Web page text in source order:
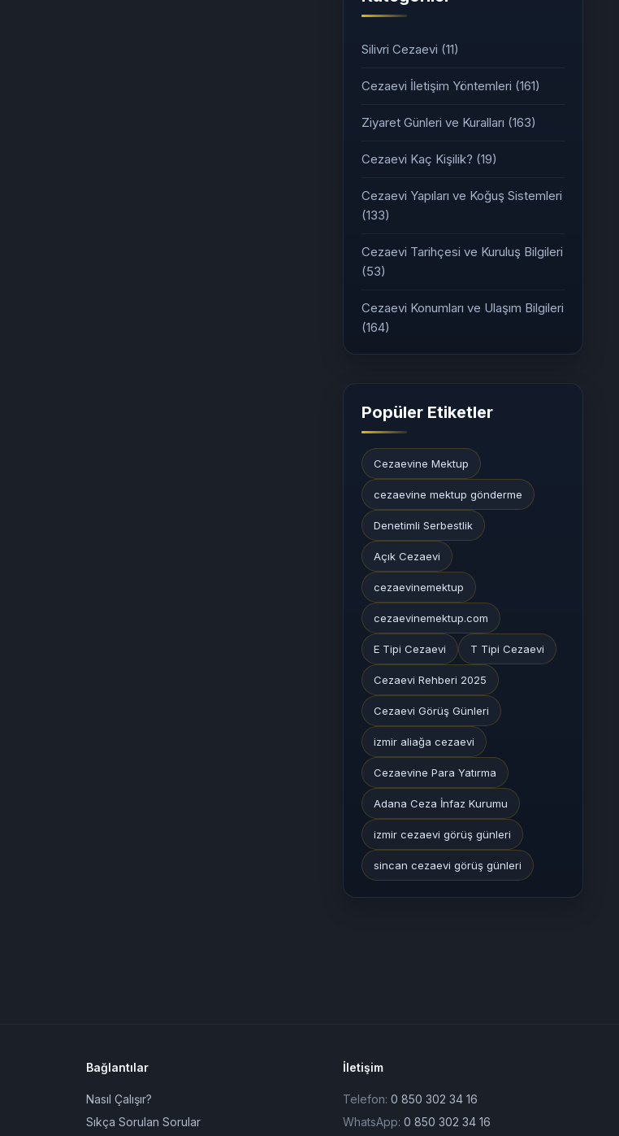
Silivri Cezaevi (11)
Cezaevi İletişim Yöntemleri (161)
Ziyaret Günleri ve Kuralları (163)
Cezaevi Kaç Kişilik? (19)
Cezaevi Yapıları ve Koğuş Sistemleri
(133)
Cezaevi Tarihçesi ve Kuruluş Bilgileri
(53)
Cezaevi Konumları ve Ulaşım Bilgileri
(164)
Popüler Etiketler
Cezaevine Mektup
cezaevine mektup gönderme
Denetimli Serbestlik
Açık Cezaevi
cezaevinemektup
cezaevinemektup.com
E Tipi Cezaevi T Tipi Cezaevi
Cezaevi Rehberi 2025
Cezaevi Görüş Günleri
izmir aliağa cezaevi
Cezaevine Para Yatırma
Adana Ceza İnfaz Kurumu
izmir cezaevi görüş günleri
sincan cezaevi görüş günleri
Bağlantılar
Nasıl Çalışır?
Sıkça Sorulan Sorular
İletişim
Telefon: 0 850 302 34 16
WhatsApp: 0 850 302 34 16